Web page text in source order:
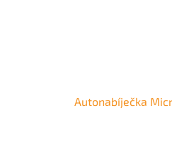
Autonabíječka